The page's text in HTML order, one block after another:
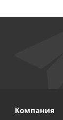
Компания